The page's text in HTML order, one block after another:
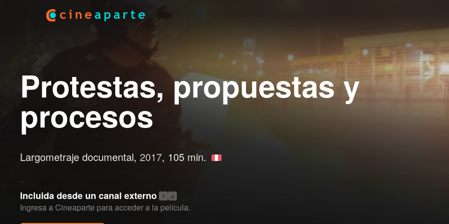
Protestas, propuestas y
procesos
Largometraje documental, 2017, 105 min.
Incluida desde un canal externo t a
Ingresa a Cineaparte para acceder a la película.